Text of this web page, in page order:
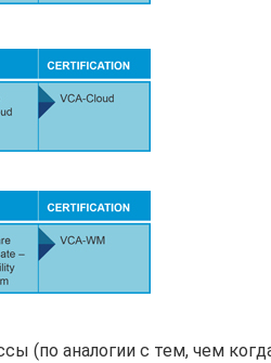
(по аналогии с тем, чем